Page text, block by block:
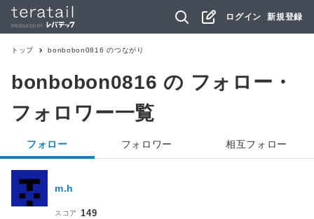
ログイン 新規登録
トップ bonbobon0816 のつながり
bonbobon0816 の フォロー・
フォロワー一覧
フォロー フォロワー 相互フォロー
m.h
スコア
149